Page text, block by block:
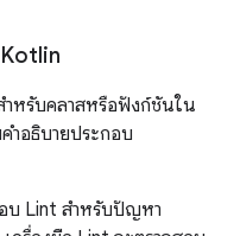
Kotlin
ำหรับคลาสหรือฟังก์ชันใน
ำอธิบายประกอบ
บ Lint สำหรับปัญหา